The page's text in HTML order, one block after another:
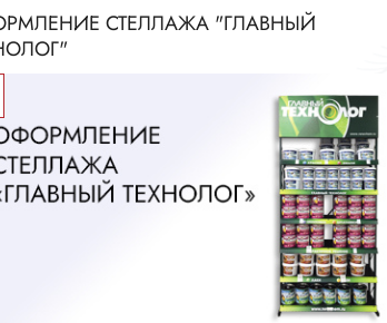
СТЕЛЛАЖА "ГЛАВНЫЙ